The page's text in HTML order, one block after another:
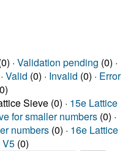
· Validation pending (0) ·
Valid (0) · Invalid (0) · Error
Sieve (0) · 15e Lattice
for smaller numbers (0) ·
numbers (0) · 16e Lattice
V5 (0)